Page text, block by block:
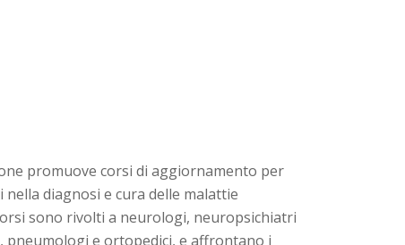
promuove corsi di aggiornamento per
nella diagnosi e cura delle malattie
sono rivolti a neurologi, neuropsichiatri
e ortopedici, e affrontano i